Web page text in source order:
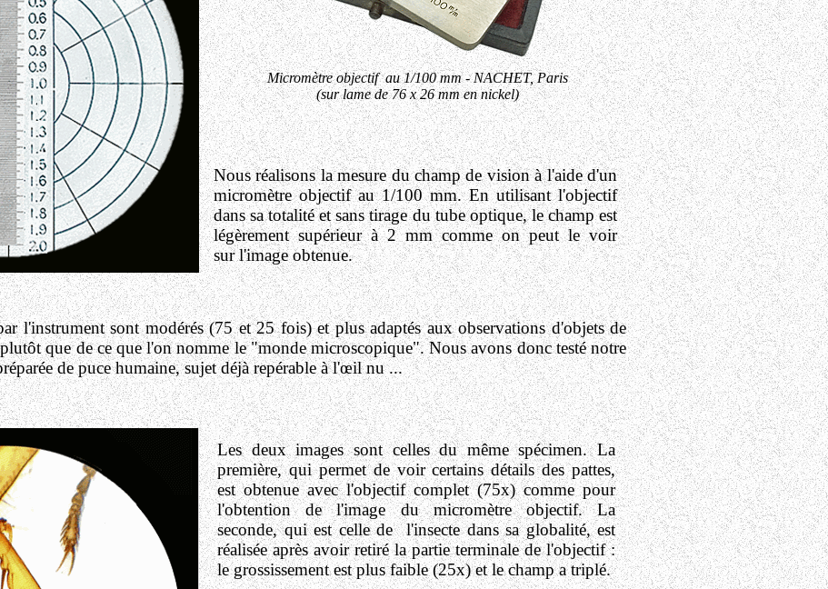
Micromètre objectif au 1/100 mm - NACHET, Paris
(sur lame de 76 x 26 mm en nickel)
Nous réalisons la mesure du champ de vision à l'aide d'un
micromètre objectif au 1/100 mm. En utilisant l'objectif
dans sa totalité et sans tirage du tube optique, le champ est
légèrement supérieur à 2 mm comme on peut le voir
sur l'image obtenue.
l'instrument sont modérés (75 et 25 fois) et plus adaptés aux observations d'objets de
que de ce que l'on nomme le "monde microscopique". Nous avons donc testé notre
de puce humaine, sujet déjà repérable à l'œil nu ...
Les deux images sont celles du même spécimen. La
première, qui permet de voir certains détails des pattes,
est obtenue avec l'objectif complet (75x) comme pour
l'obtention de l'image du micromètre objectif. La
seconde, qui est celle de l'insecte dans sa globalité, est
réalisée après avoir retiré la partie terminale de l'objectif :
le grossissement est plus faible (25x) et le champ a triplé.